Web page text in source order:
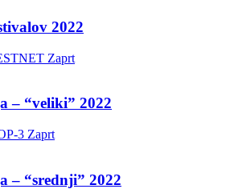
2022
Zaprt
– “veliki” 2022
3 Zaprt
– “srednji” 2022